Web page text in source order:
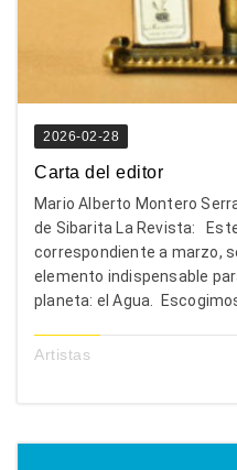
2026-02-28
Carta del editor
Mario Alberto Montero
de Sibarita La Revista:
correspondiente a marzo,
elemento indispensable
planeta: el Agua.
Artistas